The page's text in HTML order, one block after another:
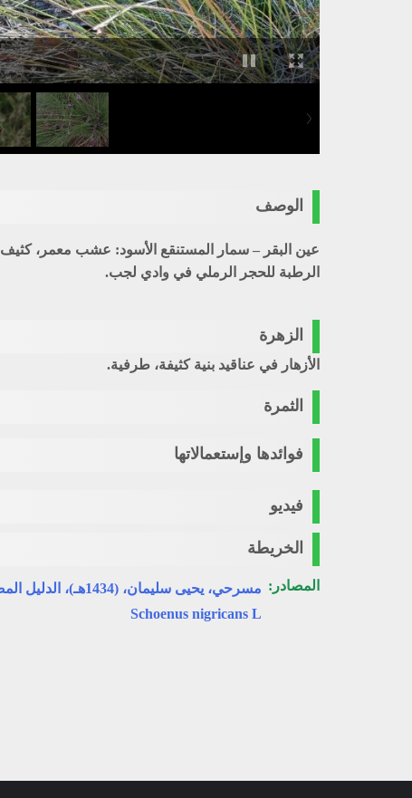
الوصف
عين البقر – سمار المستنقع الأسود
الرطبة للحجر الرملي في وادي لجب.
الزهرة
الأزهار في عناقيد بنية كثيفة، طرفية.
الثمرة
فوائدها وإستعمالاتها
فيديو
الخريطة
المصادر: مسرحي، يحيى سليمان، (1434هـ)، الدليل المصور للنباتات البرية في منطقة جازان، جدة.
Schoenus nigricans L